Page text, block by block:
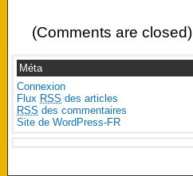
(Comments are closed)
Méta
Connexion
Flux RSS des articles
RSS des commentaires
Site de WordPress-FR